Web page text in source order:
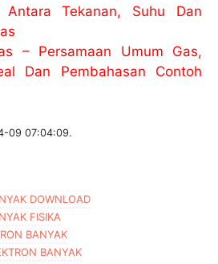
Antara Tekanan, Suhu Dan
– Persamaan Umum Gas,
Dan Pembahasan Contoh
09 07:04:09.
DOWNLOAD
FISIKA
BANYAK
BANYAK